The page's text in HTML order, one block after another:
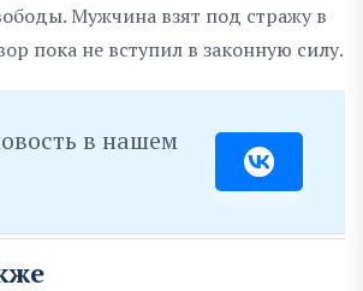
Мужчина взят под стражу в
пока не вступил в законную силу.
в нашем